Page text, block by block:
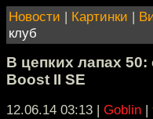
Новости | Картинки |
клуб
В цепких лапах
Boost II SE
12.06.14 03:13 | Goblin |